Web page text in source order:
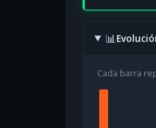
📊
Cada barra